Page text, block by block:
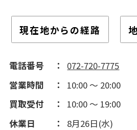
現在地からの経路
電話番号
072-720-7775
営業時間
10:00 ～ 20:00
買取受付
10:00 ～ 19:00
休業日
8月26日(水)